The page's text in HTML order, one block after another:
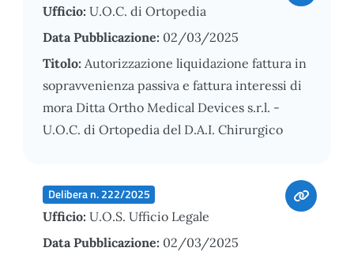
Ufficio: U.O.C. di Ortopedia
Data Pubblicazione: 02/03/2025
Titolo: Autorizzazione liquidazione fattura in
sopravvenienza passiva e fattura interessi di
mora Ditta Ortho Medical Devices s.r.l. -
U.O.C. di Ortopedia del D.A.I. Chirurgico
Delibera n. 222/2025
Ufficio: U.O.S. Ufficio Legale
Data Pubblicazione: 02/03/2025